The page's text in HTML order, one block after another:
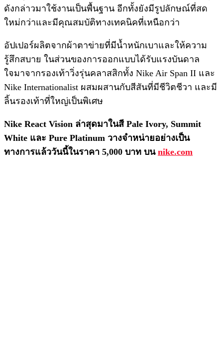
ดังกล่าวมาใช้งานเป็นพื้นฐาน อีกทั้งยังมีรูปลักษณ์ที่สด
ใหม่กว่าและมีคุณสมบัติทางเทคนิคที่เหนือกว่า
อัปเปอร์ผลิตจากผ้าตาข่ายที่มีน้ำหนักเบาและให้ความ
รู้สึกสบาย ในส่วนของการออกแบบได้รับแรงบันดาล
ใจมาจากรองเท้าวิ่งรุ่นคลาสสิกทั้ง Nike Air Span II และ
Nike Internationalist ผสมผสานกับสีสันที่มีชีวิตชีวา และมี
ลิ้นรองเท้าที่ใหญ่เป็นพิเศษ
Nike React Vision ล่าสุดมาในสี Pale Ivory, Summit
White และ Pure Platinum วางจำหน่ายอย่างเป็น
ทางการแล้ววันนี้ในราคา 5,000 บาท บน nike.com